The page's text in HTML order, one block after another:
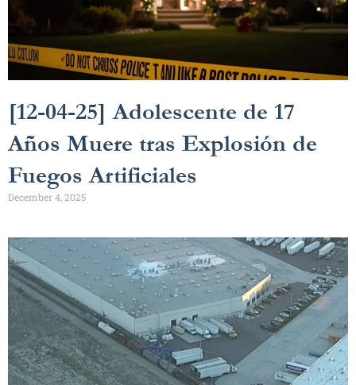
[12-04-25] Adolescente de 17
Años Muere tras Explosión de
Fuegos Artificiales
December 4, 2025